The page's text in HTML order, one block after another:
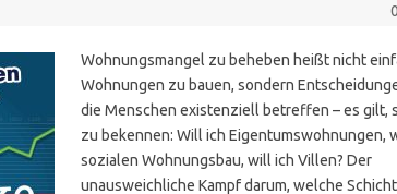
Wohnungsmangel zu beheben heißt nicht
Wohnungen zu bauen, sondern
die Menschen existenziell betreffen – es gilt,
zu bekennen: Will ich Eigentumswohnungen,
sozialen Wohnungsbau, will ich Villen? Der
unausweichliche Kampf darum, welche